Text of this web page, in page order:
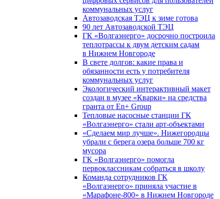
коммунальных услуг
Автозаводская ТЭЦ к зиме готова
90 лет Автозаводской ТЭЦ
ГК «Волгаэнерго» досрочно построила
теплотрассы к двум детским садам
в Нижнем Новгороде
В свете долгов: какие права и
обязанности есть у потребителя
коммунальных услуг
Экологический интерактивный макет
создан в музее «Кварки» на средства
гранта от En+ Group
Тепловые насосные станции ГК
«Волгаэнерго» стали арт-объектами
«Сделаем мир лучше». Нижегородцы
убрали с берега озера больше 700 кг
мусора
ГК «Волгаэнерго» помогла
первоклассникам собраться в школу
Команда сотрудников ГК
«Волгаэнерго» приняла участие в
«Марафоне-800» в Нижнем Новгороде